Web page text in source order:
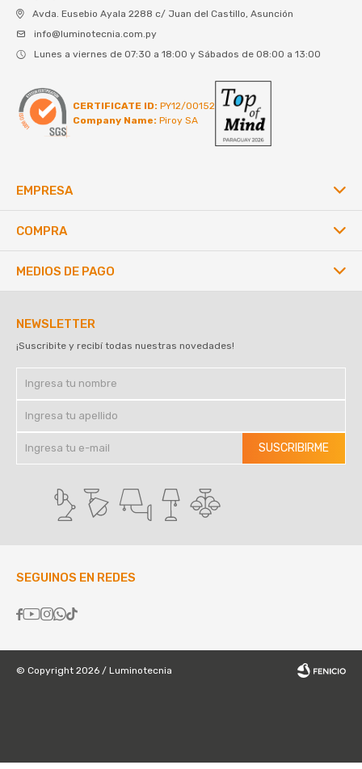
Avda. Eusebio Ayala 2288 c/ Juan del Castillo, Asunción
info@luminotecnia.com.py
Lunes a viernes de 07:30 a 18:00 y Sábados de 08:00 a 13:00
CERTIFICATE ID: PY12/00152
Company Name: Piroy SA
EMPRESA
COMPRA
NEWSLETTER
¡Suscribite y recibí todas nuestras novedades!
SUSCRIBIRME
SEGUINOS EN REDES

MEDIOS DE PAGO
© Copyright 2026 / Luminotecnia